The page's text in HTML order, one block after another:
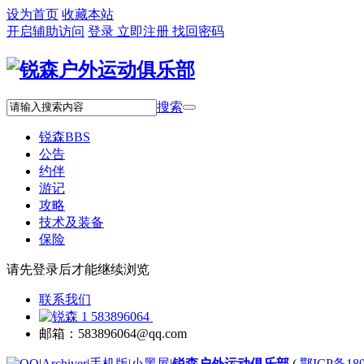
设为首页 收藏本站
开启辅助访问 登录 立即注册 找回密码
搜索
锐森BBS
公告
约伴
游记
攻略
技术及装备
保险
请先登录后才能继续浏览
联系我们
583896064
邮箱：583896064@qq.com